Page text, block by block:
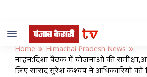
Toggle
navigation
Home
Himachal Pradesh News
नाहन:दिशा बैठक में योजनाओं की
लिए सांसद सुरेश कश्यप ने अधिकारियों को